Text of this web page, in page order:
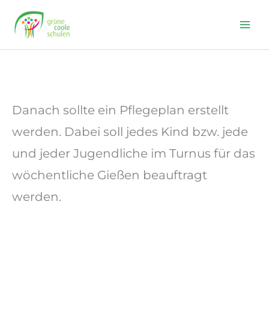
content
Danach sollte ein Pflegeplan erstellt
werden. Dabei soll jedes Kind bzw. jede
und jeder Jugendliche im Turnus für das
wöchentliche Gießen beauftragt
werden.